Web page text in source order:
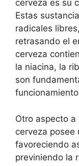
cerveza es su
Estas
radicales
retrasando el
cerveza
la niacina, la
son
Otro aspecto
cerveza posee
favoreciendo
previniendo la